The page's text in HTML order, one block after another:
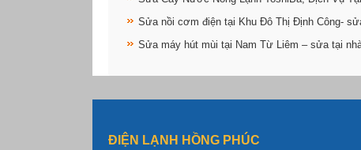
Sửa nồi cơm điện tại Khu Đô Thị Định Công-
Sửa máy hút mùi tại Nam Từ Liêm – sửa tại
ĐIỆN LẠNH HỒNG PHÚC